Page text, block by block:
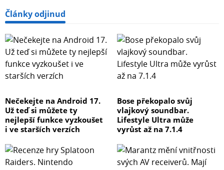
Články odjinud
Nečekejte na Android 17.
Už teď si můžete ty
nejlepší funkce vyzkoušet
i ve starších verzích
Bose překopalo svůj
vlajkový soundbar.
Lifestyle Ultra může
vyrůst až na 7.1.4